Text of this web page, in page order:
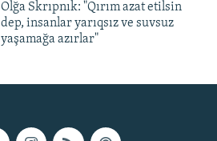
Olğa Skrıpnık: "Qırım azat etilsin
dep, insanlar yarıqsız ve suvsuz
yaşamağa azırlar"